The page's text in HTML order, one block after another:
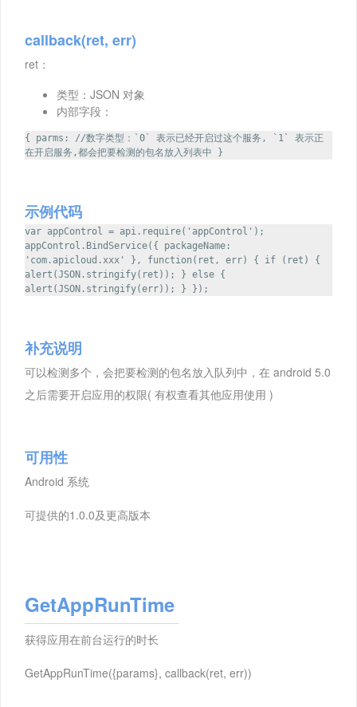
callback(ret, err)
ret：
类型：JSON 对象
内部字段：
{ parms: //数字类型：`0` 表示已经开启过这个服务, `1` 表示正
在开启服务,都会把要检测的包名放入列表中 }
示例代码
var appControl = api.require('appControl');
appControl.BindService({ packageName:
'com.apicloud.xxx' }, function(ret, err) { if (ret) {
alert(JSON.stringify(ret)); } else {
alert(JSON.stringify(err)); } });
补充说明
可以检测多个，会把要检测的包名放入队列中，在 android 5.0
之后需要开启应用的权限( 有权查看其他应用使用 )
可用性
Android 系统
可提供的1.0.0及更高版本
GetAppRunTime
获得应用在前台运行的时长
GetAppRunTime({params}, callback(ret, err))